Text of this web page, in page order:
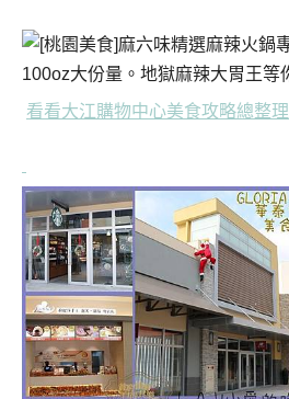
看看大江購物中心美食攻略總整理